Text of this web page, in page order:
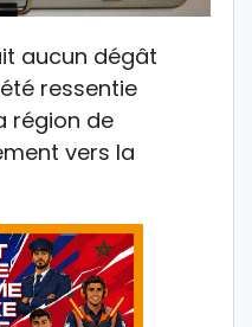
aucun dégât
ressentie
région de
vers la